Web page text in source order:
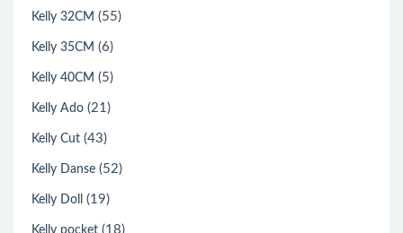
Kelly 32CM (55)
Kelly 35CM (6)
Kelly 40CM (5)
Kelly Ado (21)
Kelly Cut (43)
Kelly Danse (52)
Kelly Doll (19)
Kelly pocket (18)